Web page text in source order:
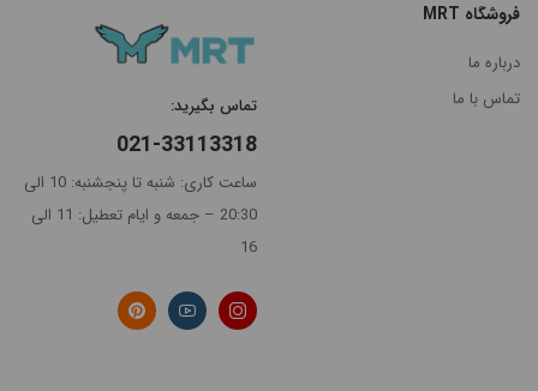
فروشگاه MRT
درباره ما
تماس با ما
تماس بگیرید:
021-33113318
ساعت کاری: شنبه تا پنجشنبه: 10 الی
20:30 – جمعه و ایام تعطیل: 11 الی
16